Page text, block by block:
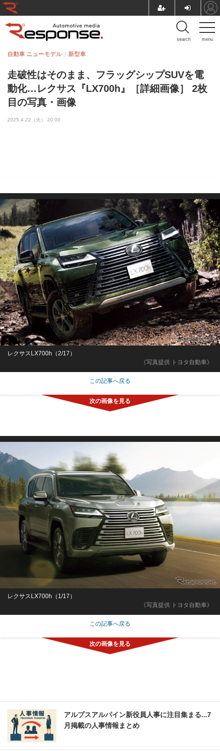
menu
search
走破性はそのまま、フラッグシップSUVを電
動化…レクサス『LX700h』［詳細画像］ 2枚
目の写真・画像
自動車 ニューモデル 新型車
2025.4.22（火） 20:00
《写真提供 トヨタ自動車》
レクサスLX700h（2/17）
この記事へ戻る
《写真提供 トヨタ自動車》
レクサスLX700h（1/17）
この記事へ戻る
アルプスアルパイン新役員人事に注目集まる...7
月掲載の人事情報まとめ